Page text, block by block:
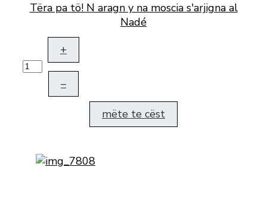
Tëra pa tö! N aragn y na moscia s'arjigna al
Nadé
+
–
mëte te cëst